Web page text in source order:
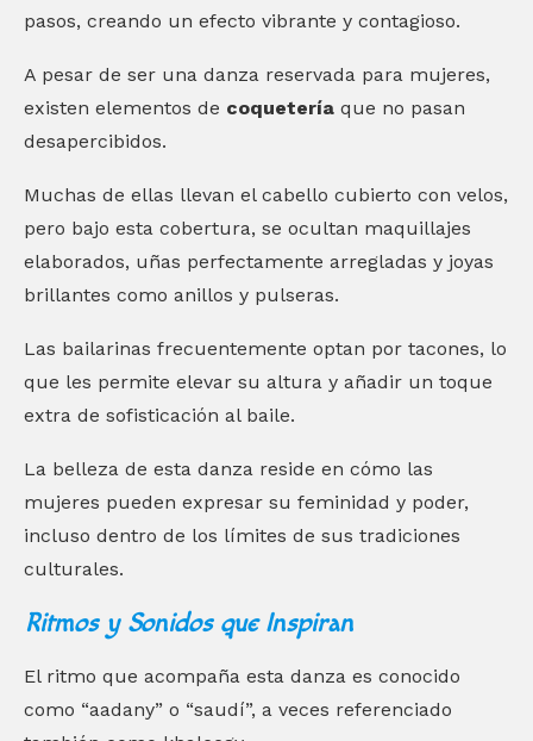
pasos, creando un efecto vibrante y contagioso.
A pesar de ser una danza reservada para mujeres,
existen elementos de coquetería que no pasan
desapercibidos.
Muchas de ellas llevan el cabello cubierto con velos,
pero bajo esta cobertura, se ocultan maquillajes
elaborados, uñas perfectamente arregladas y joyas
brillantes como anillos y pulseras.
Las bailarinas frecuentemente optan por tacones, lo
que les permite elevar su altura y añadir un toque
extra de sofisticación al baile.
La belleza de esta danza reside en cómo las
mujeres pueden expresar su feminidad y poder,
incluso dentro de los límites de sus tradiciones
culturales.
Ritmos y Sonidos que Inspiran
El ritmo que acompaña esta danza es conocido
como “aadany” o “saudí”, a veces referenciado